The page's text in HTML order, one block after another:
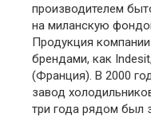
производителем
на миланскую
Продукция
брендами, как
(Франция). В 2000
завод
три года рядом был